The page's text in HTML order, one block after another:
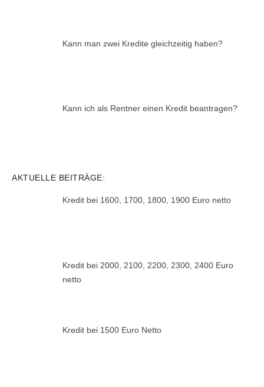
Kann man zwei Kredite gleichzeitig haben?
Kann ich als Rentner einen Kredit beantragen?
AKTUELLE BEITRÄGE:
Kredit bei 1600, 1700, 1800, 1900 Euro netto
Kredit bei 2000, 2100, 2200, 2300, 2400 Euro
netto
Kredit bei 1500 Euro Netto